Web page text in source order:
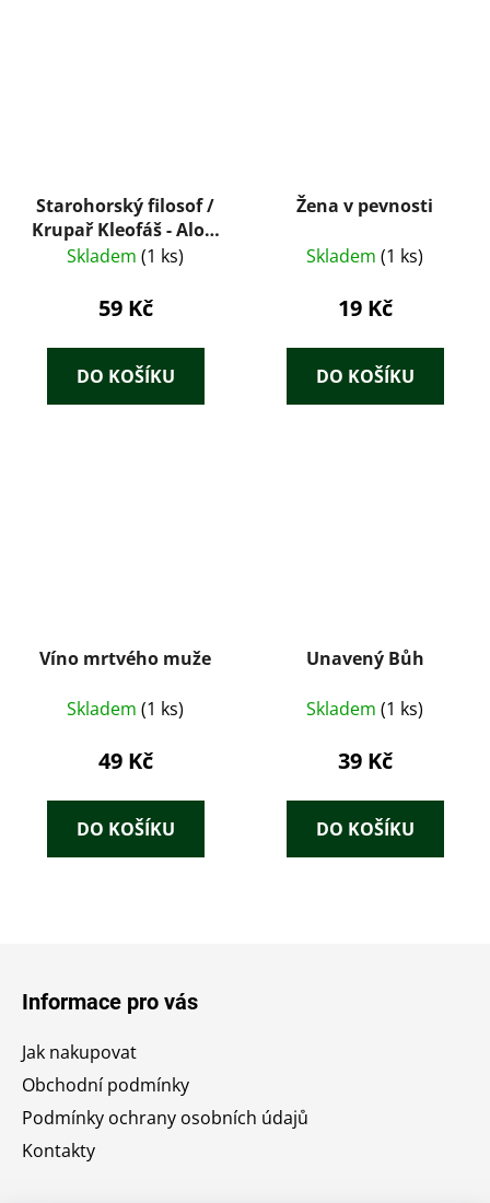
Starohorský filosof /
Krupař Kleofáš - Alois
Vojtěch Šmilovský
Skladem (1 ks)
59 Kč
DO KOŠÍKU
Žena v pevnosti
Skladem (1 ks)
19 Kč
DO KOŠÍKU
Víno mrtvého muže
Skladem (1 ks)
49 Kč
DO KOŠÍKU
Unavený Bůh
Skladem (1 ks)
39 Kč
DO KOŠÍKU
Informace pro vás
Jak nakupovat
Obchodní podmínky
Podmínky ochrany osobních údajů
Kontakty